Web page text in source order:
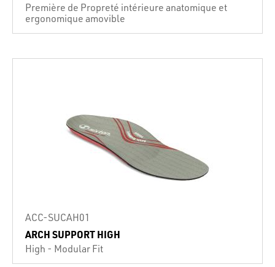
Première de Propreté intérieure anatomique et
ergonomique amovible
ACC-SUCAH01
ARCH SUPPORT HIGH
High - Modular Fit